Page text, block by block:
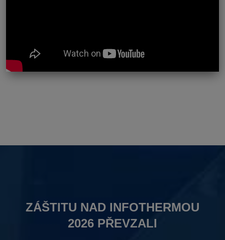
ZÁŠTITU NAD INFOTHERMOU
2026 PŘEVZALI